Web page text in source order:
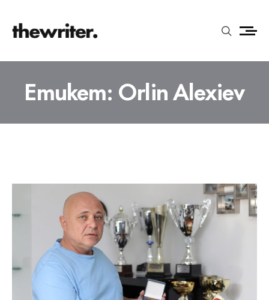
Етикет: Orlin Alexiev